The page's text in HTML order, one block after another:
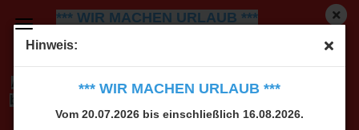
Hinweis:
*** WIR MACHEN URLAUB ***
Vom 20.07.2026 bis einschließlich 16.08.2026.
*** WIR MACHEN URLAUB ***
Vom 20.07.2026 bis einschließlich 16.08.2026.
Alle Bestellungen, die in der Zeit vom 20.07.2026
dem 17.08.2026, versendet werden.